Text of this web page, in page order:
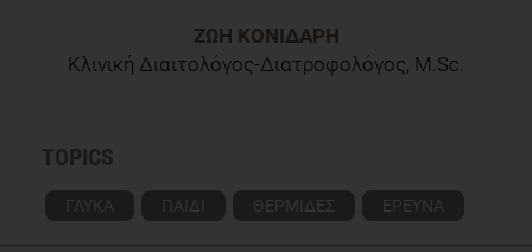
ΖΩΉ ΚΟΝΙΔΆΡΗ
Κλινική Διαιτολόγος-Διατροφολόγος, M.Sc.
TOPICS
ΓΛΥΚΑ ΠΑΙΔΙ ΘΕΡΜΙΔΕΣ ΕΡΕΥΝΑ